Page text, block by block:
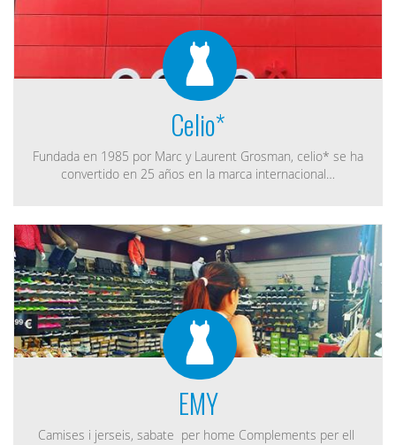
Celio*
Fundada en 1985 por Marc y Laurent Grosman, celio* se ha
convertido en 25 años en la marca internacional…
EMY
Camises i jerseis, sabate per home Complements per ell